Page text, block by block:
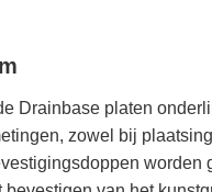
Drainbase platen
zowel bij